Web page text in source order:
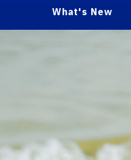
What's New